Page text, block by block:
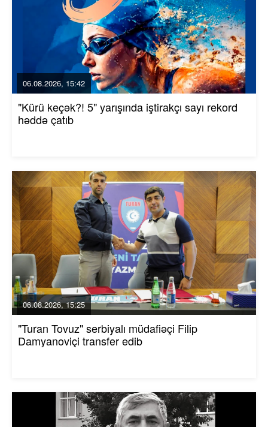
06.08.2026, 15:42
"Kürü keçək?! 5" yarışında iştirakçı sayı rekord
həddə çatıb
06.08.2026, 15:25
"Turan Tovuz" serbiyalı müdafiəçi Filip
Damyanoviçi transfer edib